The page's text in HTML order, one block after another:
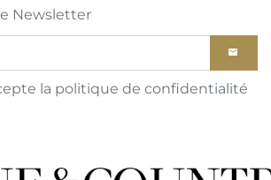
Newsletter
la politique de confidentialité